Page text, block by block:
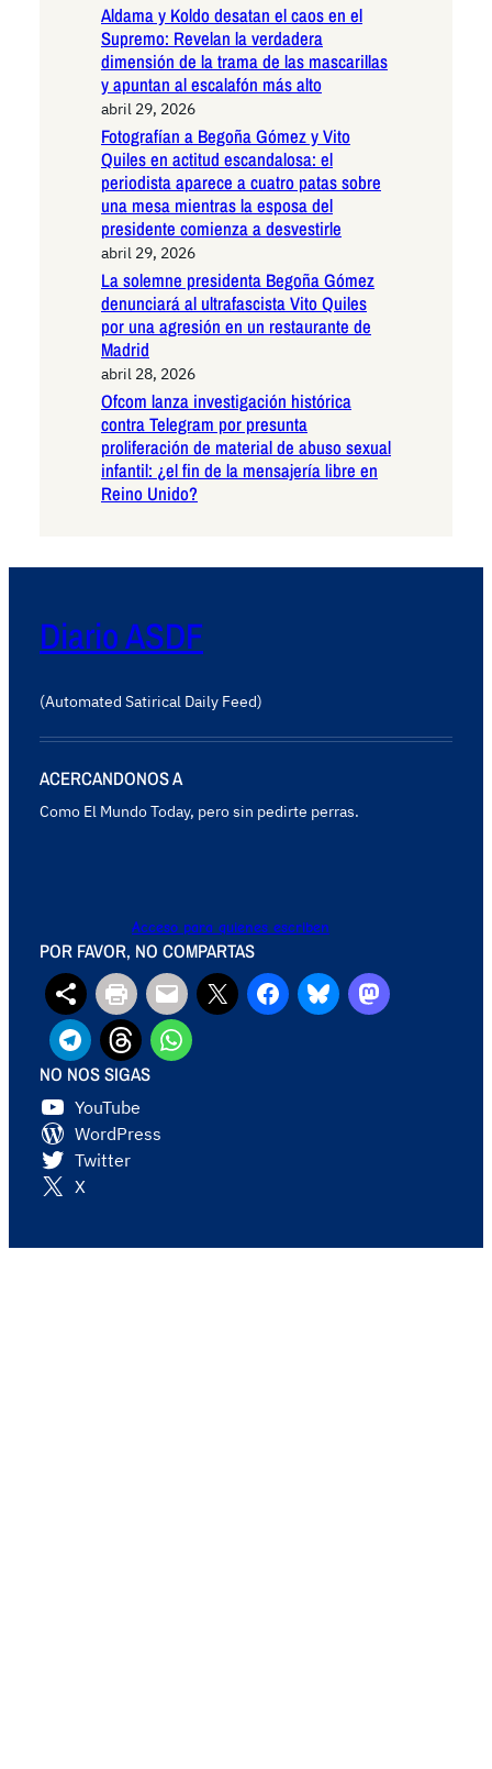
Aldama y Koldo desatan el caos en el
Supremo: Revelan la verdadera
dimensión de la trama de las mascarillas
y apuntan al escalafón más alto
abril 29, 2026
Fotografían a Begoña Gómez y Vito
Quiles en actitud escandalosa: el
periodista aparece a cuatro patas sobre
una mesa mientras la esposa del
presidente comienza a desvestirle
abril 29, 2026
La solemne presidenta Begoña Gómez
denunciará al ultrafascista Vito Quiles
por una agresión en un restaurante de
Madrid
abril 28, 2026
Ofcom lanza investigación histórica
contra Telegram por presunta
proliferación de material de abuso sexual
infantil: ¿el fin de la mensajería libre en
Reino Unido?
Diario ASDF
(Automated Satirical Daily Feed)
ACERCANDONOS A
Como El Mundo Today, pero sin pedirte perras.
Acceso para quienes escriben
POR FAVOR, NO COMPARTAS
NO NOS SIGAS
YouTube
WordPress
Twitter
X